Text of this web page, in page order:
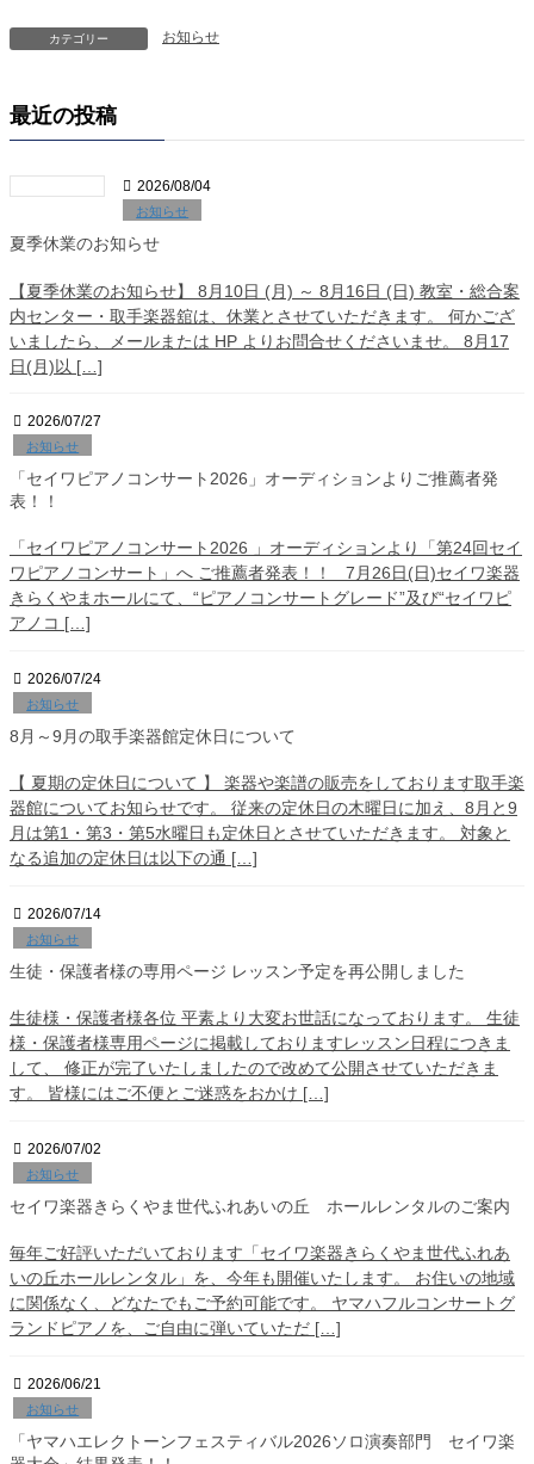
カテゴリー お知らせ
最近の投稿
2026/08/04
お知らせ
夏季休業のお知らせ
【夏季休業のお知らせ】 8月10日 (月) ～ 8月16日 (日) 教室・総合案
内センター・取手楽器舘は、休業とさせていただきます。 何かござ
いましたら、メールまたは HP よりお問合せくださいませ。 8月17
日(月)以 […]
2026/07/27
お知らせ
「セイワピアノコンサート2026」オーディションよりご推薦者発
表！！
「セイワピアノコンサート2026 」オーディションより「第24回セイ
ワピアノコンサート」へ ご推薦者発表！！ 7月26日(日)セイワ楽器
きらくやまホールにて、“ピアノコンサートグレード”及び“セイワピ
アノコ […]
2026/07/24
お知らせ
8月～9月の取手楽器館定休日について
【 夏期の定休日について 】 楽器や楽譜の販売をしております取手楽
器館についてお知らせです。 従来の定休日の木曜日に加え、8月と9
月は第1・第3・第5水曜日も定休日とさせていただきます。 対象と
なる追加の定休日は以下の通 […]
2026/07/14
お知らせ
生徒・保護者様の専用ページ レッスン予定を再公開しました
生徒様・保護者様各位 平素より大変お世話になっております。 生徒
様・保護者様専用ページに掲載しておりますレッスン日程につきま
して、 修正が完了いたしましたので改めて公開させていただきま
す。 皆様にはご不便とご迷惑をおかけ […]
2026/07/02
お知らせ
セイワ楽器きらくやま世代ふれあいの丘 ホールレンタルのご案内
毎年ご好評いただいております「セイワ楽器きらくやま世代ふれあ
いの丘ホールレンタル」を、今年も開催いたします。 お住いの地域
に関係なく、どなたでもご予約可能です。 ヤマハフルコンサートグ
ランドピアノを、ご自由に弾いていただ […]
2026/06/21
お知らせ
「ヤマハエレクトーンフェスティバル2026ソロ演奏部門 セイワ楽